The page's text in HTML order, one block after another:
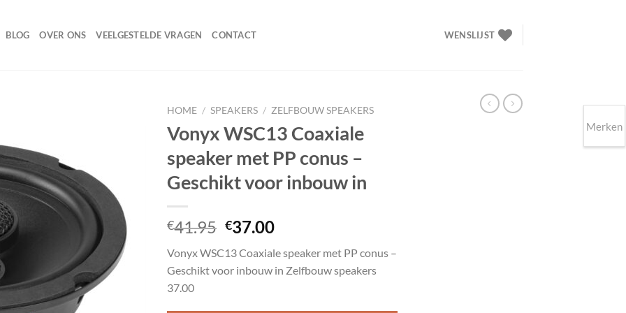
BLOG OVER ONS VEELGESTELDE VRAGEN CONTACT WENSLIJST
wenslijst
HOME / SPEAKERS / ZELFBOUW SPEAKERS
Vonyx WSC13 Coaxiale
speaker met PP conus –
Geschikt voor inbouw in
€41.95 Oorspronkelijke
was:
€41.95.
€37.00Huidige
is:
€37.00.
Vonyx WSC13 Coaxiale speaker met PP conus –
Geschikt voor inbouw in Zelfbouw speakers
37.00
Merken